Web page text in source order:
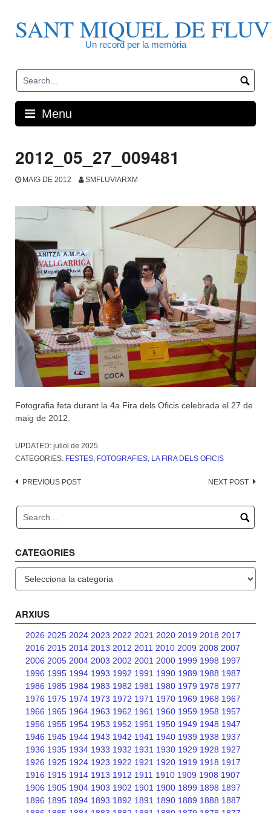
contentSANT MIQUEL DE
Un record per la memòria
Menu
2012_05_27_009481
MAIG DE 2012 SMFLUVIARXM
Fotografia feta durant la 4a Fira dels Oficis celebrada el 27 de
maig de 2012.
UPDATED: juliol de 2025
CATEGORIES: FESTES, FOTOGRAFIES, LA FIRA DELS OFICIS
Post
PREVIOUS POST NEXT POST
CATEGORIES
ARXIUS
2026 2025 2024 2023 2022 2021 2020 2019 2018 2017
2016 2015 2014 2013 2012 2011 2010 2009 2008 2007
2006 2005 2004 2003 2002 2001 2000 1999 1998 1997
1996 1995 1994 1993 1992 1991 1990 1989 1988 1987
1986 1985 1984 1983 1982 1981 1980 1979 1978 1977
1976 1975 1974 1973 1972 1971 1970 1969 1968 1967
1966 1965 1964 1963 1962 1961 1960 1959 1958 1957
1956 1955 1954 1953 1952 1951 1950 1949 1948 1947
1946 1945 1944 1943 1942 1941 1940 1939 1938 1937
1936 1935 1934 1933 1932 1931 1930 1929 1928 1927
1926 1925 1924 1923 1922 1921 1920 1919 1918 1917
1916 1915 1914 1913 1912 1911 1910 1909 1908 1907
1906 1905 1904 1903 1902 1901 1900 1899 1898 1897
1896 1895 1894 1893 1892 1891 1890 1889 1888 1887